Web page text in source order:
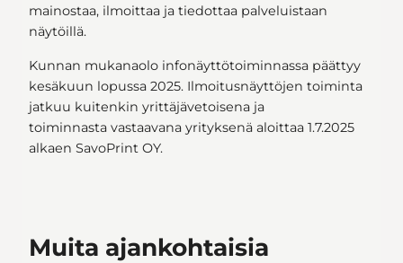
mainostaa, ilmoittaa ja tiedottaa palveluistaan
näytöillä.
Kunnan mukanaolo infonäyttötoiminnassa päättyy
kesäkuun lopussa 2025. Ilmoitusnäyttöjen toiminta
jatkuu kuitenkin yrittäjävetoisena ja
toiminnasta vastaavana yrityksenä aloittaa 1.7.2025
alkaen SavoPrint OY.
Muita ajankohtaisia